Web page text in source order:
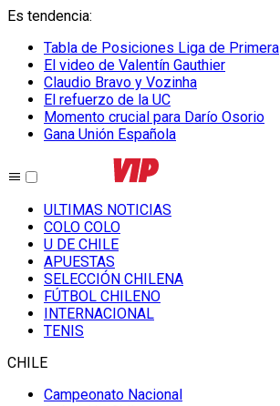
Es tendencia:
Tabla de Posiciones Liga de Primera
El video de Valentín Gauthier
Claudio Bravo y Vozinha
El refuerzo de la UC
Momento crucial para Darío Osorio
Gana Unión Española
ULTIMAS NOTICIAS
COLO COLO
U DE CHILE
APUESTAS
SELECCIÓN CHILENA
FÚTBOL CHILENO
INTERNACIONAL
TENIS
CHILE
Campeonato Nacional